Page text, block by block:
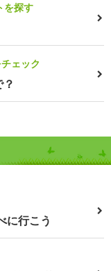
を探す
ェック
に行こう